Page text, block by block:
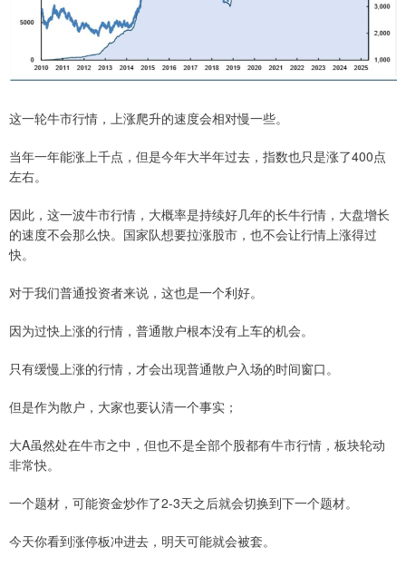
这一轮牛市行情，上涨爬升的速度会相对慢一些。
当年一年能涨上千点，但是今年大半年过去，指数也只是涨了400点
左右。
因此，这一波牛市行情，大概率是持续好几年的长牛行情，大盘增长
的速度不会那么快。国家队想要拉涨股市，也不会让行情上涨得过
快。
对于我们普通投资者来说，这也是一个利好。
因为过快上涨的行情，普通散户根本没有上车的机会。
只有缓慢上涨的行情，才会出现普通散户入场的时间窗口。
但是作为散户，大家也要认清一个事实；
大A虽然处在牛市之中，但也不是全部个股都有牛市行情，板块轮动
非常快。
一个题材，可能资金炒作了2-3天之后就会切换到下一个题材。
今天你看到涨停板冲进去，明天可能就会被套。